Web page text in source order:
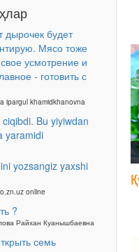
дырочек будет
Мясо тоже
усмотрение и
- готовить с
ipargul khamidkhanovna
Bu yiyiwdan
yaramidi
yozsangiz yaxshi
online
?
Райхан Куанышбаевна
семь